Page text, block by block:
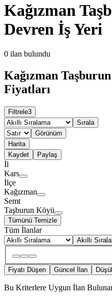
Kağızman
Devren İş Yeri
0 ilan bulundu
Kağızman
Fiyatları
Filtrele3
Sırala
Görünüm
Harita
Kaydet
Paylaş
İl
Kars
İlçe
Kağızman
Semt
Taşburun Köyü
Tümünü Temizle
Tüm İlanlar
Akıllı
Fiyatı Düşen Güncel İlan
Bu Kriterlere Uygun İlan